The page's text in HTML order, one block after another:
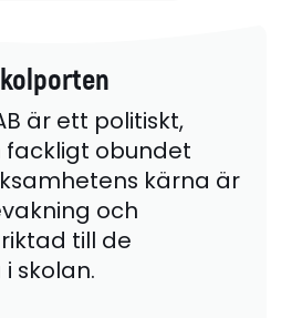
är ett politiskt,
fackligt obundet
kärna är
och
till de
skolan.